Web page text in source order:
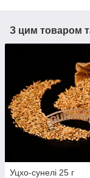
З цим товаром
Уцхо-сунелі 25 г